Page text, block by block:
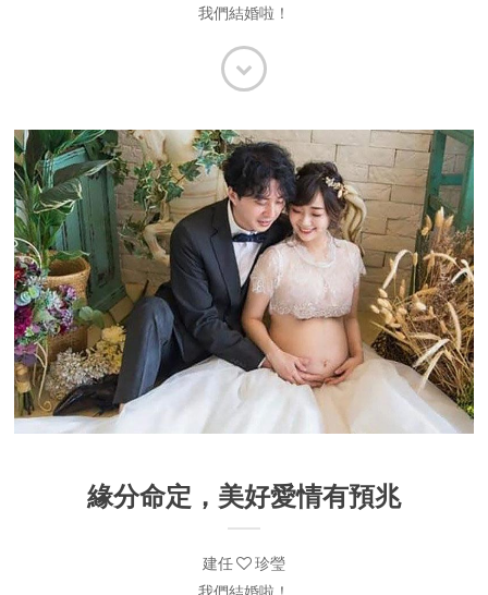
我們結婚啦！
緣分命定，美好愛情有預兆
建任
珍瑩